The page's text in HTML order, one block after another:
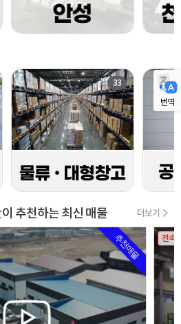
33
추천하는 최신 매물 더보기
추천매물 전속
번역